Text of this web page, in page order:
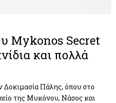
Mykonos Secret
και πολλά
Δοκιμασία Πάλης, όπου στο
της Μυκόνου, Νάσος και